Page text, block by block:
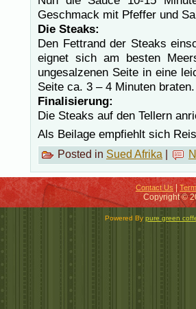
Geschmack mit Pfeffer und
Die Steaks:
Den Fettrand der Steaks
eignet sich am besten
ungesalzenen Seite in eine
Seite ca. 3 – 4 Minuten braten.
Finalisierung:
Die Steaks auf den Tellern
Als Beilage empfiehlt sich
Posted in Sued Afrika
Contact Us|
Copyright ©
Powered By pure green